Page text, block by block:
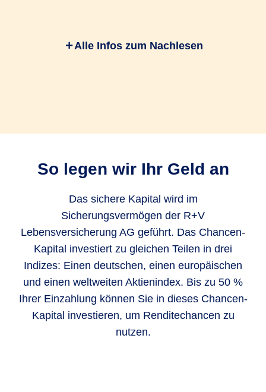
50 % betragen muss.
Chance gibt, an der Wertentwicklung des
Aktienmarktes teilzuhaben. Ihr Vermögen im
„Chance-Topf“ profitiert zu gleichen Teilen von
einem deutschen, europäischen und weltweiten
Aktienindex.
Das sichere Kapital heißt so, weil es sicher ist
und nur mehr werden kann, egal was an den
Zins- und Kapitalmärkten passiert. Als ob Sie Ihr
Vermögen auf einem Tagesgeldkonto anlegen.
Der große Unterschied zu Tagesgeld: Die
Alle Infos zum Nachlesen
So legen wir Ihr Geld an
Das sichere Kapital wird im
Sicherungsvermögen der R+V
Lebensversicherung AG geführt. Das Chancen-
Kapital investiert zu gleichen Teilen in drei
Indizes: Einen deutschen, einen europäischen
und einen weltweiten Aktienindex. Bis zu 50 %
Ihrer Einzahlung können Sie in dieses Chancen-
Kapital investieren, um Renditechancen zu
nutzen.